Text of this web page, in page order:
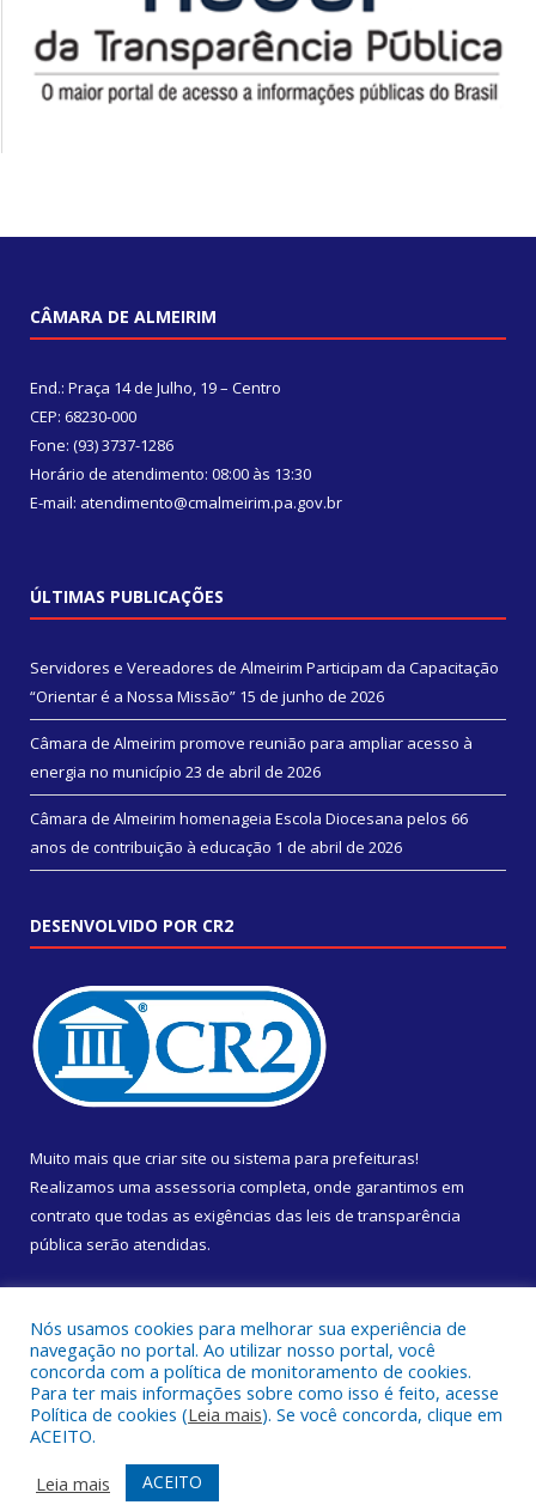
CÂMARA DE ALMEIRIM
End.: Praça 14 de Julho, 19 – Centro
CEP: 68230-000
Fone: (93) 3737-1286
Horário de atendimento: 08:00 às 13:30
E-mail: atendimento@cmalmeirim.pa.gov.br
ÚLTIMAS PUBLICAÇÕES
Servidores e Vereadores de Almeirim Participam da Capacitação
“Orientar é a Nossa Missão” 15 de junho de 2026
Câmara de Almeirim promove reunião para ampliar acesso à
energia no município 23 de abril de 2026
Câmara de Almeirim homenageia Escola Diocesana pelos 66
anos de contribuição à educação 1 de abril de 2026
DESENVOLVIDO POR CR2
Muito mais que criar site ou sistema para prefeituras!
Realizamos uma assessoria completa, onde garantimos em
contrato que todas as exigências das leis de transparência
pública serão atendidas.
Todos os direitos reservados a Câmara Municipal de Almeirim.
Mapa do Site
Acessar Área Administrativa
Nós usamos cookies para melhorar sua experiência de
navegação no portal. Ao utilizar nosso portal, você
concorda com a política de monitoramento de cookies.
Para ter mais informações sobre como isso é feito, acesse
Política de cookies (Leia mais). Se você concorda, clique em
ACEITO.
Leia mais
ACEITO